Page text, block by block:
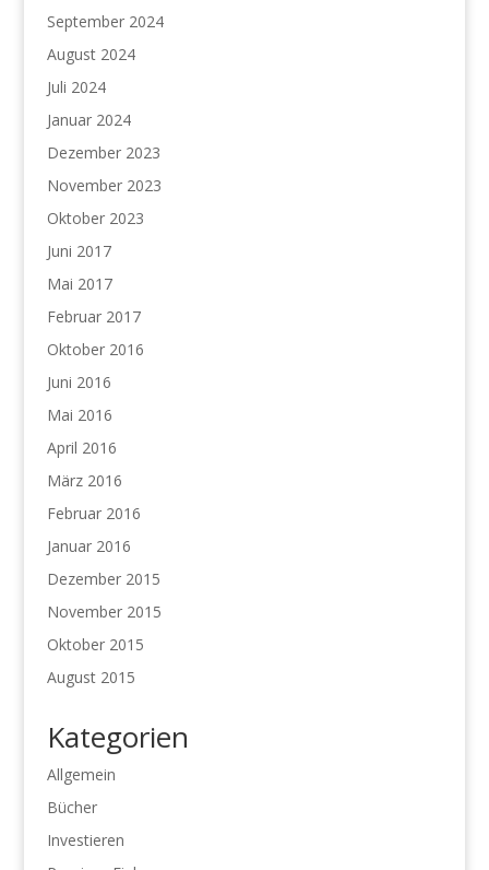
September 2024
August 2024
Juli 2024
Januar 2024
Dezember 2023
November 2023
Oktober 2023
Juni 2017
Mai 2017
Februar 2017
Oktober 2016
Juni 2016
Mai 2016
April 2016
März 2016
Februar 2016
Januar 2016
Dezember 2015
November 2015
Oktober 2015
August 2015
Kategorien
Allgemein
Bücher
Investieren